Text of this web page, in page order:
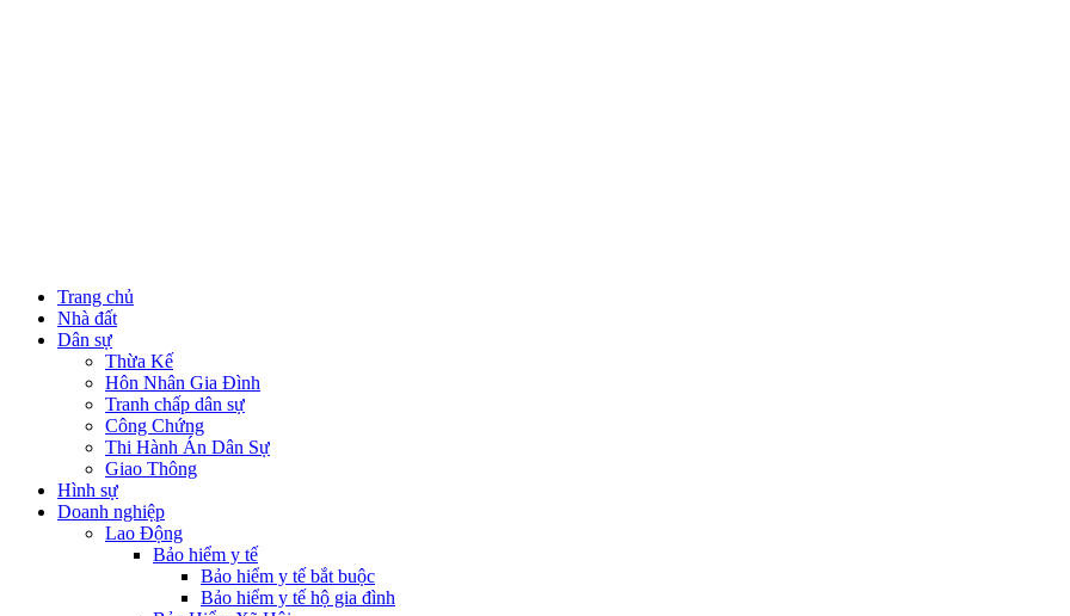
Trang chủ
Nhà đất
Dân sự
Thừa Kế
Hôn Nhân Gia Đình
Tranh chấp dân sự
Công Chứng
Thi Hành Án Dân Sự
Giao Thông
Hình sự
Doanh nghiệp
Lao Động
Bảo hiểm y tế
Bảo hiểm y tế bắt buộc
Bảo hiểm y tế hộ gia đình